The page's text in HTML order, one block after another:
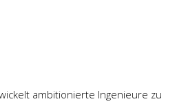
ambitionierte Ingenieure zu